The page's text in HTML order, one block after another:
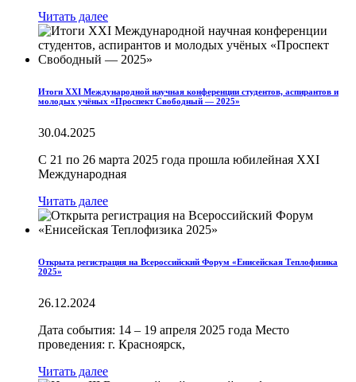
Читать далее
Итоги XXI Международной научная конференции студентов, аспирантов и
молодых учёных «Проспект Свободный — 2025»
30.04.2025
С 21 по 26 марта 2025 года прошла юбилейная XXI
Международная
Читать далее
Открыта регистрация на Всероссийский Форум «Енисейская Теплофизика
2025»
26.12.2024
Дата события: 14 – 19 апреля 2025 года Место
проведения: г. Красноярск,
Читать далее